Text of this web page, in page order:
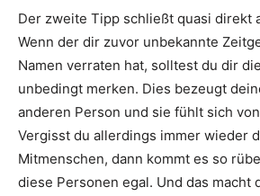
Der zweite Tipp schließt quasi direkt
Wenn der dir zuvor unbekannte
Namen verraten hat, solltest du dir
unbedingt merken. Dies bezeugt
anderen Person und sie fühlt sich
Vergisst du allerdings immer wieder
Mitmenschen, dann kommt es so
diese Personen egal. Und das macht